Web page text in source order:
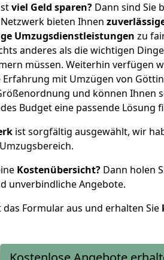
viel Geld sparen? Dann sind Sie
bieten Ihnen
Umzugsdienstleistungen zu
anderes als die wichtigen
müssen. Weiterhin verfügen
mit Umzügen von
und können Ihnen
Budget eine passende Lösung
ist sorgfältig ausgewählt, wir
Kostenübersicht? Dann holen
unverbindliche Angebote.
das Formular aus und erhalten Sie